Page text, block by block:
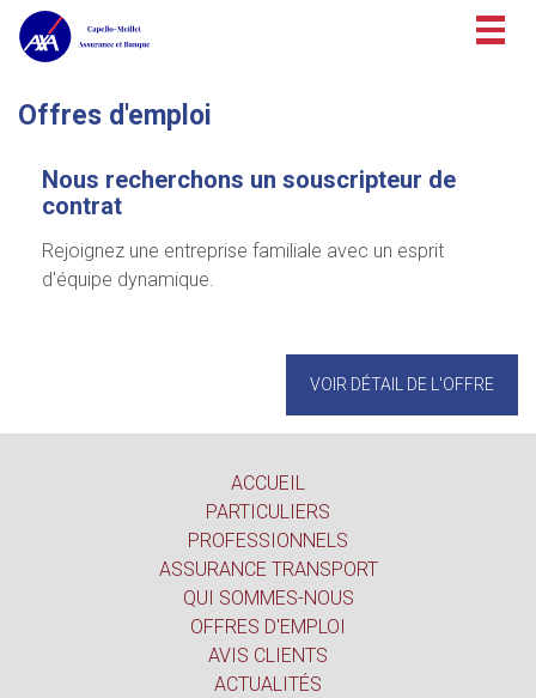
Offres d'emploi
Nous recherchons un souscripteur de
contrat
Rejoignez une entreprise familiale avec un esprit
d'équipe dynamique.
VOIR DÉTAIL DE L'OFFRE
ACCUEIL
PARTICULIERS
PROFESSIONNELS
ASSURANCE TRANSPORT
QUI SOMMES-NOUS
OFFRES D'EMPLOI
AVIS CLIENTS
ACTUALITÉS